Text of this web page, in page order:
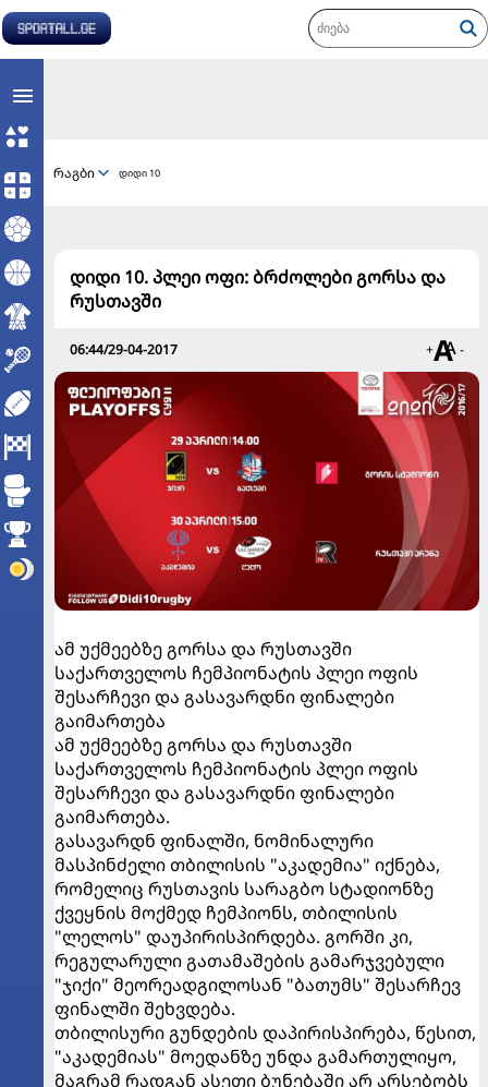
რაგბი დიდი 10
დიდი 10. პლეი ოფი: ბრძოლები გორსა და
რუსთავში
06:44/29-04-2017 + -
ამ უქმეებზე გორსა და რუსთავში
საქართველოს ჩემპიონატის პლეი ოფის
შესარჩევი და გასავარდნი ფინალები
გაიმართება
ამ უქმეებზე გორსა და რუსთავში
საქართველოს ჩემპიონატის პლეი ოფის
შესარჩევი და გასავარდნი ფინალები
გაიმართება.
გასავარდნ ფინალში, ნომინალური
მასპინძელი თბილისის "აკადემია" იქნება,
რომელიც რუსთავის სარაგბო სტადიონზე
ქვეყნის მოქმედ ჩემპიონს, თბილისის
"ლელოს" დაუპირისპირდება. გორში კი,
რეგულარული გათამაშების გამარჯვებული
"ჯიქი" მეორეადგილოსან "ბათუმს" შესარჩევ
ფინალში შეხვდება.
თბილისური გუნდების დაპირისპირება, წესით,
"აკადემიას" მოედანზე უნდა გამართულიყო,
მაგრამ რადგან ასეთი ბუნებაში არ არსებობს